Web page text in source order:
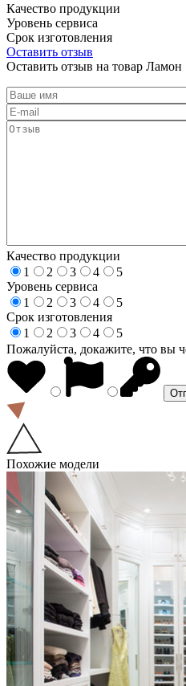
Качество продукции
Уровень сервиса
Срок изготовления
Оставить отзыв
Оставить отзыв на товар Ламон
Качество продукции
1
2 3 4
5
Уровень сервиса
1
2 3 4
5
Срок изготовления
1
2 3 4
5
Пожалуйста, докажите, что вы
Похожие модели